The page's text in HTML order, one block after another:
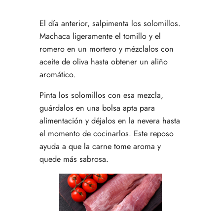
El día anterior, salpimenta los solomillos.
Machaca ligeramente el tomillo y el
romero en un mortero y mézclalos con
aceite de oliva hasta obtener un aliño
aromático.
Pinta los solomillos con esa mezcla,
guárdalos en una bolsa apta para
alimentación y déjalos en la nevera hasta
el momento de cocinarlos. Este reposo
ayuda a que la carne tome aroma y
quede más sabrosa.